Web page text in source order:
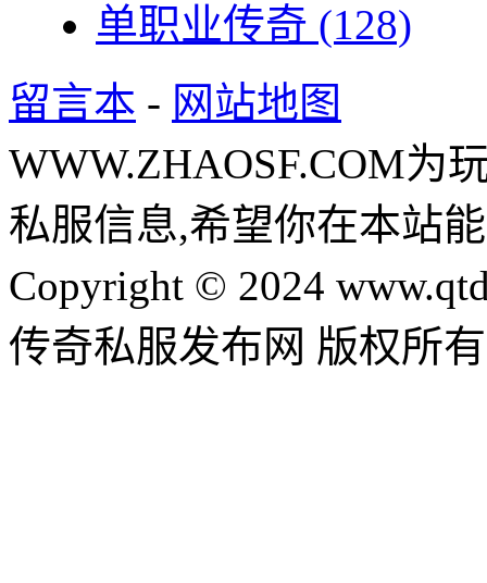
单职业传奇 (128)
留言本 - 网站地图
WWW.ZHAOSF.COM为
私服信息,希望你在本站
Copyright © 2024
传奇私服发布网 版权所有